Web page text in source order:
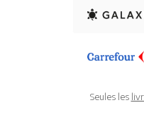
Seules les